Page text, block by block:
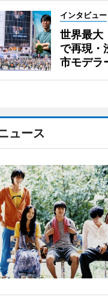
インタビュー
世界最大
で再現
市モデラ
ュース